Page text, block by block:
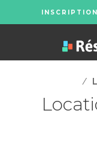
INSCRIPTION
/